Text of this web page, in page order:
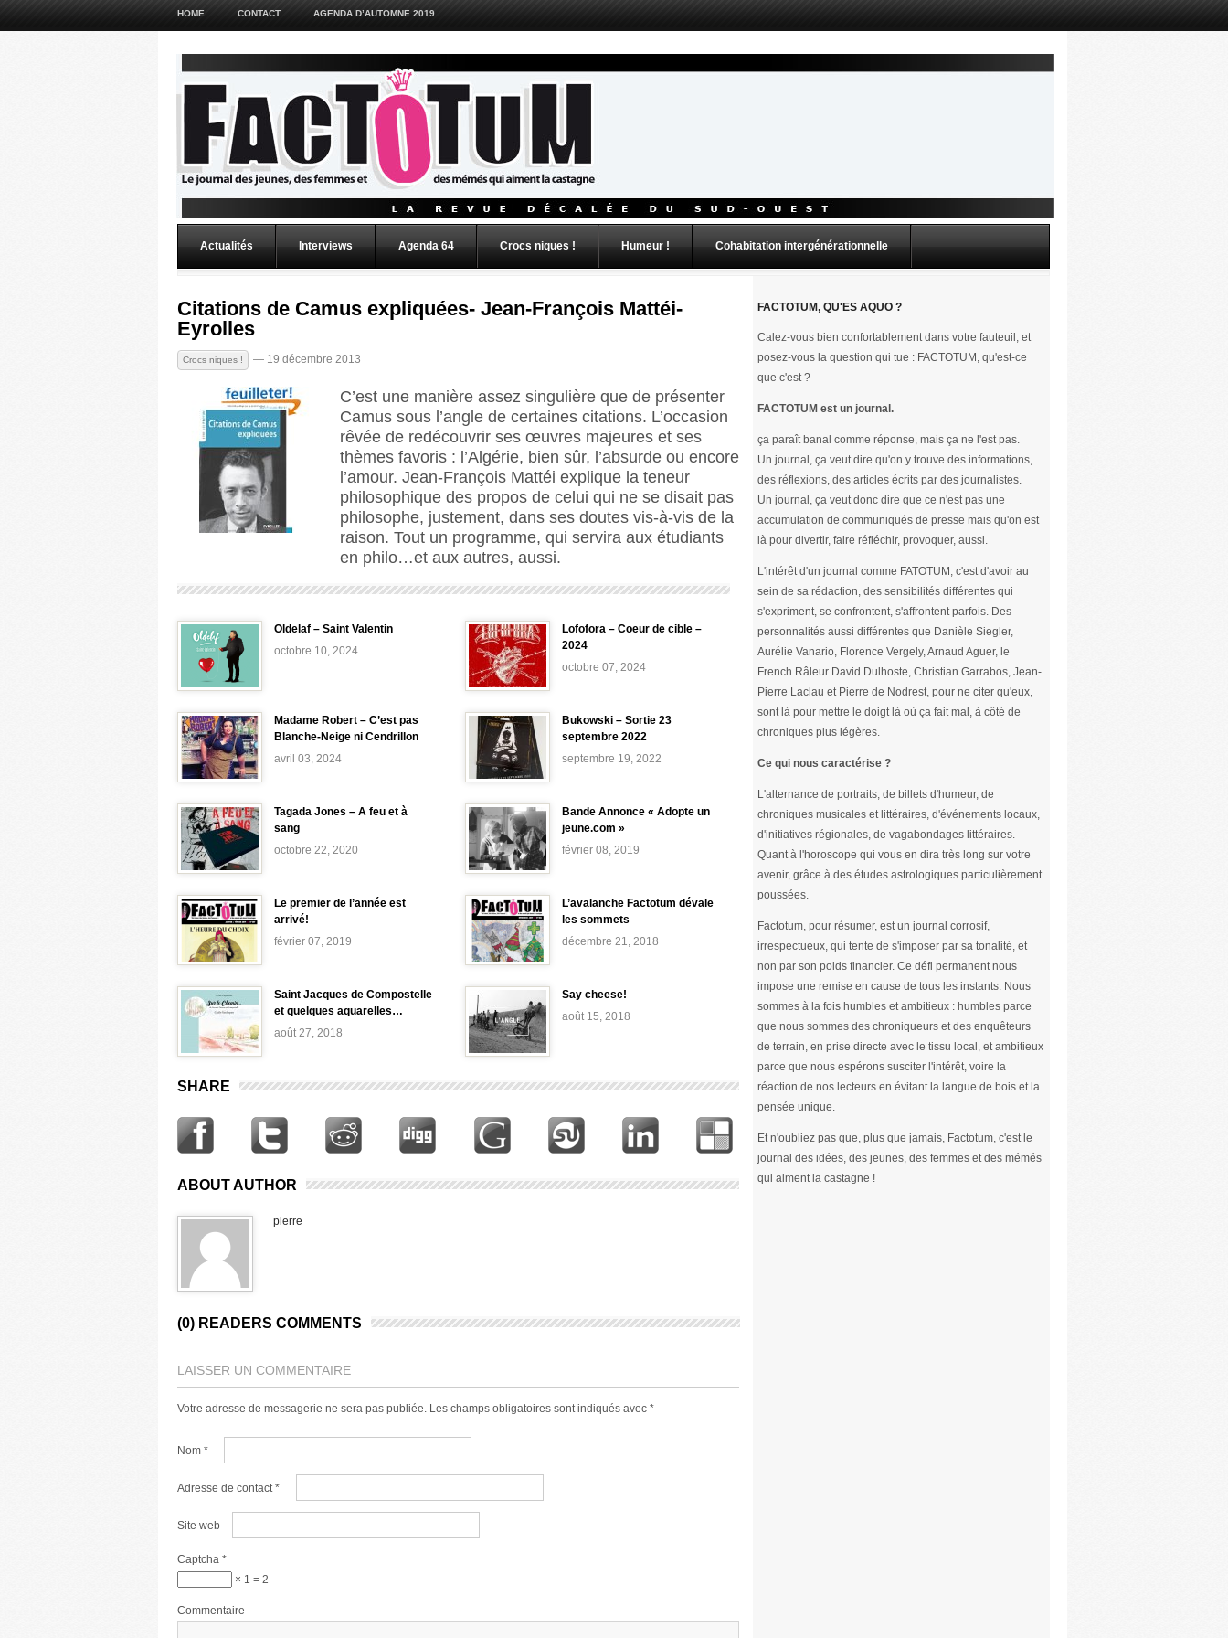
HOME CONTACT AGENDA D’AUTOMNE 2019
Actualités Interviews Agenda 64 Crocs niques ! Humeur ! Cohabitation intergénérationnelle
Citations de Camus expliquées- Jean-François Mattéi-
Eyrolles
Crocs niques ! — 19 décembre 2013
C’est une manière assez singulière que de présenter
Camus sous l’angle de certaines citations. L’occasion
rêvée de redécouvrir ses œuvres majeures et ses
thèmes favoris : l’Algérie, bien sûr, l’absurde ou encore
l’amour. Jean-François Mattéi explique la teneur
philosophique des propos de celui qui ne se disait pas
philosophe, justement, dans ses doutes vis-à-vis de la
raison. Tout un programme, qui servira aux étudiants
en philo…et aux autres, aussi.
Oldelaf – Saint Valentin
octobre 10, 2024
Lofofora – Coeur de cible –
2024
octobre 07, 2024
Madame Robert – C’est pas
Blanche-Neige ni Cendrillon
avril 03, 2024
Bukowski – Sortie 23
septembre 2022
septembre 19, 2022
Tagada Jones – A feu et à
sang
octobre 22, 2020
Bande Annonce « Adopte un
jeune.com »
février 08, 2019
Le premier de l’année est
arrivé!
février 07, 2019
L’avalanche Factotum dévale
les sommets
décembre 21, 2018
Saint Jacques de Compostelle
et quelques aquarelles…
août 27, 2018
Say cheese!
août 15, 2018
SHARE
ABOUT AUTHOR
pierre
(0) READERS COMMENTS
LAISSER UN COMMENTAIRE
Votre adresse de messagerie ne sera pas publiée. Les champs obligatoires sont indiqués avec *
Nom *
Adresse de contact*
Site web
Captcha *
× 1 = 2
Commentaire
FACTOTUM, QU'ES AQUO ?
Calez-vous bien confortablement dans votre fauteuil, et
posez-vous la question qui tue : FACTOTUM, qu'est-ce
que c'est ?
FACTOTUM est un journal.
ça paraît banal comme réponse, mais ça ne l'est pas.
Un journal, ça veut dire qu'on y trouve des informations,
des réflexions, des articles écrits par des journalistes.
Un journal, ça veut donc dire que ce n'est pas une
accumulation de communiqués de presse mais qu'on est
là pour divertir, faire réfléchir, provoquer, aussi.
L'intérêt d'un journal comme FATOTUM, c'est d'avoir au
sein de sa rédaction, des sensibilités différentes qui
s'expriment, se confrontent, s'affrontent parfois. Des
personnalités aussi différentes que Danièle Siegler,
Aurélie Vanario, Florence Vergely, Arnaud Aguer, le
French Râleur David Dulhoste, Christian Garrabos, Jean-
Pierre Laclau et Pierre de Nodrest, pour ne citer qu'eux,
sont là pour mettre le doigt là où ça fait mal, à côté de
chroniques plus légères.
Ce qui nous caractérise ?
L'alternance de portraits, de billets d'humeur, de
chroniques musicales et littéraires, d'événements locaux,
d'initiatives régionales, de vagabondages littéraires.
Quant à l'horoscope qui vous en dira très long sur votre
avenir, grâce à des études astrologiques particulièrement
poussées.
Factotum, pour résumer, est un journal corrosif,
irrespectueux, qui tente de s'imposer par sa tonalité, et
non par son poids financier. Ce défi permanent nous
impose une remise en cause de tous les instants. Nous
sommes à la fois humbles et ambitieux : humbles parce
que nous sommes des chroniqueurs et des enquêteurs
de terrain, en prise directe avec le tissu local, et ambitieux
parce que nous espérons susciter l'intérêt, voire la
réaction de nos lecteurs en évitant la langue de bois et la
pensée unique.
Et n'oubliez pas que, plus que jamais, Factotum, c'est le
journal des idées, des jeunes, des femmes et des mémés
qui aiment la castagne !